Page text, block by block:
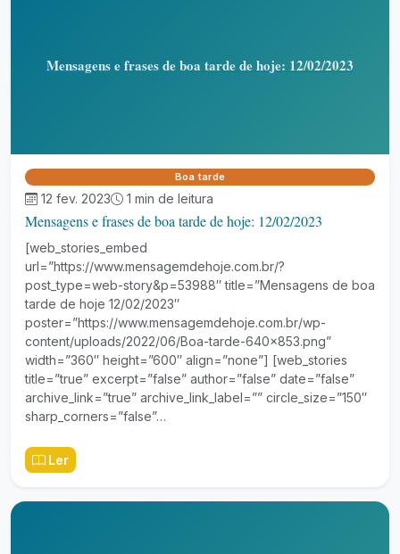
Mensagens e frases de boa tarde de hoje: 12/02/2023
Boa tarde
12 fev. 2023 1 min de leitura
Mensagens e frases de boa tarde de hoje: 12/02/2023
[web_stories_embed
url=”https://www.mensagemdehoje.com.br/?
post_type=web-story&p=53988″ title=”Mensagens de boa
tarde de hoje 12/02/2023″
poster=”https://www.mensagemdehoje.com.br/wp-
content/uploads/2022/06/Boa-tarde-640×853.png”
width=”360″ height=”600″ align=”none”] [web_stories
title=”true” excerpt=”false” author=”false” date=”false”
archive_link=”true” archive_link_label=”” circle_size=”150″
sharp_corners=”false”…
Ler